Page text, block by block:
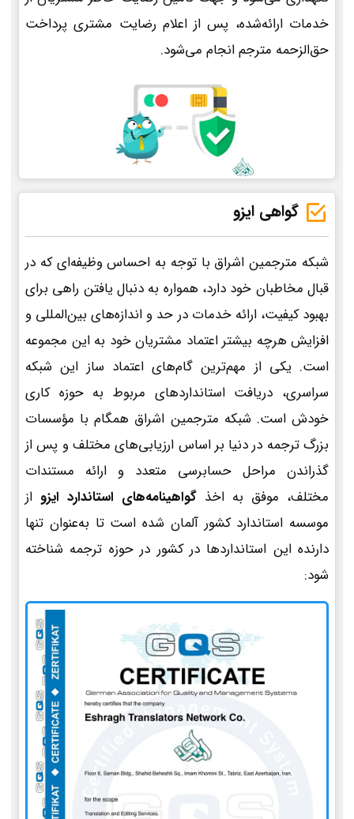
خدمات ارائه‌شده، پس از اعلام رضایت مشتری پرداخت
حق‌الزحمه مترجم انجام می‌شود.
گواهی ایزو
شبکه مترجمین اشراق با توجه به احساس وظیفه‌ای که در
قبال مخاطبان خود دارد، همواره به دنبال یافتن راهی برای
بهبود کیفیت، ارائه خدمات در حد و اندازه‌های بین‌المللی و
افزایش هرچه بیشتر اعتماد مشتریان خود به این مجموعه
است. یکی از مهم‌ترین گام‌های اعتماد ساز این شبکه
سراسری، دریافت استانداردهای مربوط به حوزه کاری
خودش است. شبکه مترجمین اشراق همگام با مؤسسات
بزرگ ترجمه در دنیا بر اساس ارزیابی‌های مختلف و پس از
گذراندن مراحل حسابرسی متعدد و ارائه مستندات
مختلف، موفق به اخذ گواهینامه‌های استاندارد ایزو از
موسسه استاندارد کشور آلمان شده است تا به‌عنوان تنها
دارنده این استانداردها در کشور در حوزه ترجمه شناخته
شود: